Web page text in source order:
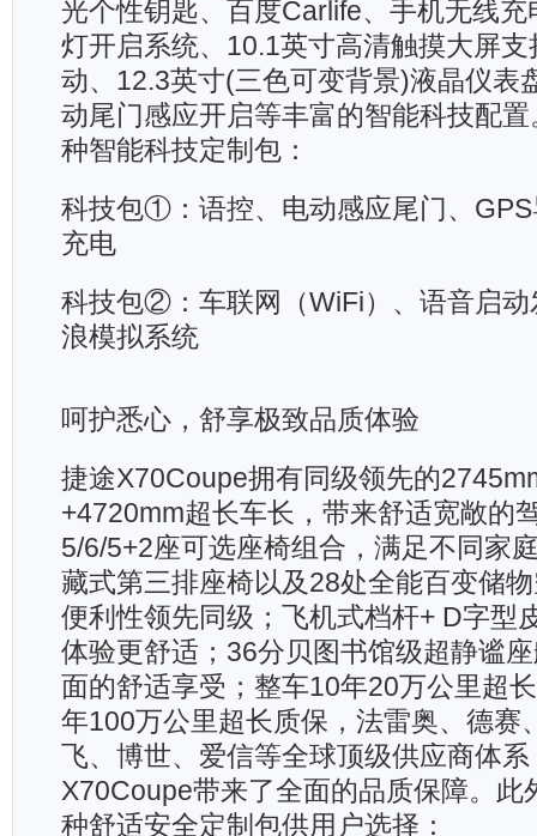
光个性钥匙、百度Carlife、手机无线
灯开启系统、10.1英寸高清触摸大屏
动、12.3英寸(三色可变背景)液晶仪表
动尾门感应开启等丰富的智能科技配
种智能科技定制包：
科技包①：语控、电动感应尾门、
充电
科技包②：车联网（WiFi）、语音启动
浪模拟系统
呵护悉心，舒享极致品质体验
捷途X70Coupe拥有同级领先的
+4720mm超长车长，带来舒适宽敞的
5/6/5+2座可选座椅组合，满足不同家
藏式第三排座椅以及28处全能百变储
便利性领先同级；飞机式档杆+ D字型
体验更舒适；36分贝图书馆级超静谧
面的舒适享受；整车10年20万公里超
年100万公里超长质保，法雷奥、德赛
飞、博世、爱信等全球顶级供应商体
X70Coupe带来了全面的品质保障。此
种舒适安全定制包供用户选择：